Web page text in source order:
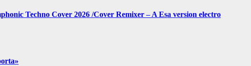
Techno Cover 2026 /Cover Remixer – A Esa version electro